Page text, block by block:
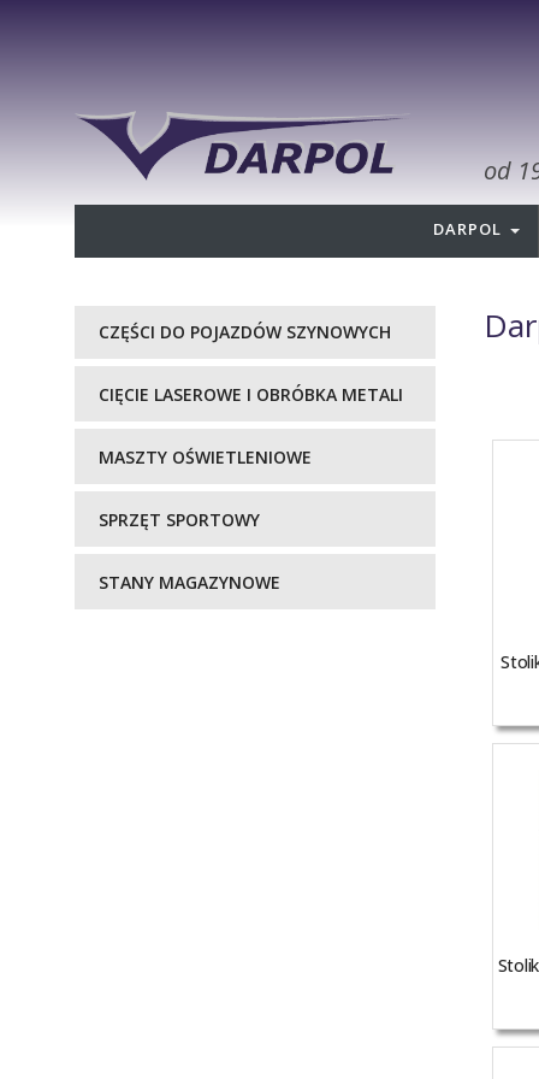
od
DARPOL
CZĘŚCI DO POJAZDÓW SZYNOWYCH
CIĘCIE LASEROWE I OBRÓBKA METALI
MASZTY OŚWIETLENIOWE
SPRZĘT SPORTOWY
STANY MAGAZYNOWE